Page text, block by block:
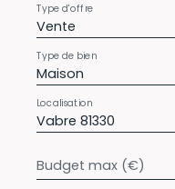
Vente
Type d'offre
Maison
Type de bien
Vabre 81330
Localisation
Budget max (€)